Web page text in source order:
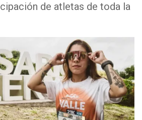
de atletas de toda la